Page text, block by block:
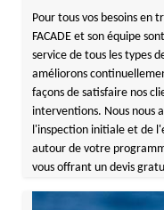
Pour tous vos besoins en
FACADE et son équipe
service de tous les types
améliorons
façons de satisfaire nos
interventions. Nous nous
l'inspection initiale et de
autour de votre
vous offrant un devis